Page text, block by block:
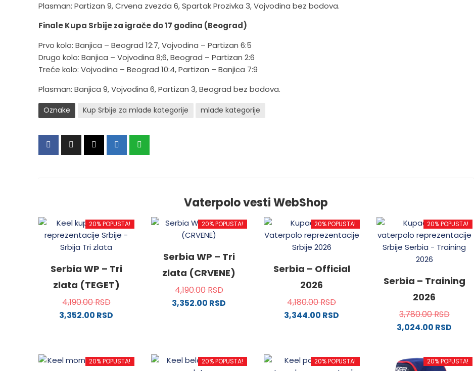
Plasman: Partizan 9, Crvena zvezda 6, Spartak Prozivka 3, Vojvodina bez bodova.
Finale Kupa Srbije za igrače do 17 godina (Beograd)
Prvo kolo: Banjica – Beograd 12:7, Vojvodina – Partizan 6:5
Drugo kolo: Banjica – Vojvodina 8;6, Beograd – Partizan 2:6
Treće kolo: Vojvodina – Beograd 10:4, Partizan – Banjica 7:9
Plasman: Banjica 9, Vojvodina 6, Partizan 3, Beograd bez bodova.
Oznake Kup Srbije za mlađe kategorije mlađe kategorije
Vaterpolo vesti WebShop
20% POPUSTA!
Serbia WP – Tri
zlata (TEGET)
4,190.00RSD
3,352.00 RSD
više
20% POPUSTA!
Serbia WP – Tri
zlata (CRVENE)
4,190.00RSD
3,352.00 RSD
varijanti.
20% POPUSTA!
Serbia – Official
2026
4,180.00RSD
3,344.00 RSD
više
20% POPUSTA!
Serbia – Training
2026
3,780.00RSD
3,024.00 RSD
ima
20% POPUSTA! 20% POPUSTA! 20% POPUSTA! 20% POPUSTA!